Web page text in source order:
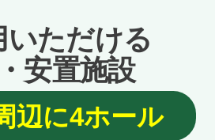
いただける
安置施設
辺に4ホール